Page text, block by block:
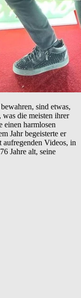
sind etwas,
was die meisten ihrer
einen harmlosen
Jahr begeisterte er
Videos, in
Jahre alt, seine